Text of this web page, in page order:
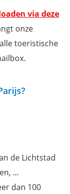
via deze
onze
toeristische
de Lichtstad
...
dan 100